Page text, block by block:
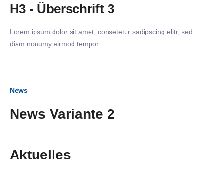
H3 - Überschrift 3
Lorem ipsum dolor sit amet, consetetur sadipscing elitr, sed
diam nonumy eirmod tempor.
News
News Variante 2
Aktuelles